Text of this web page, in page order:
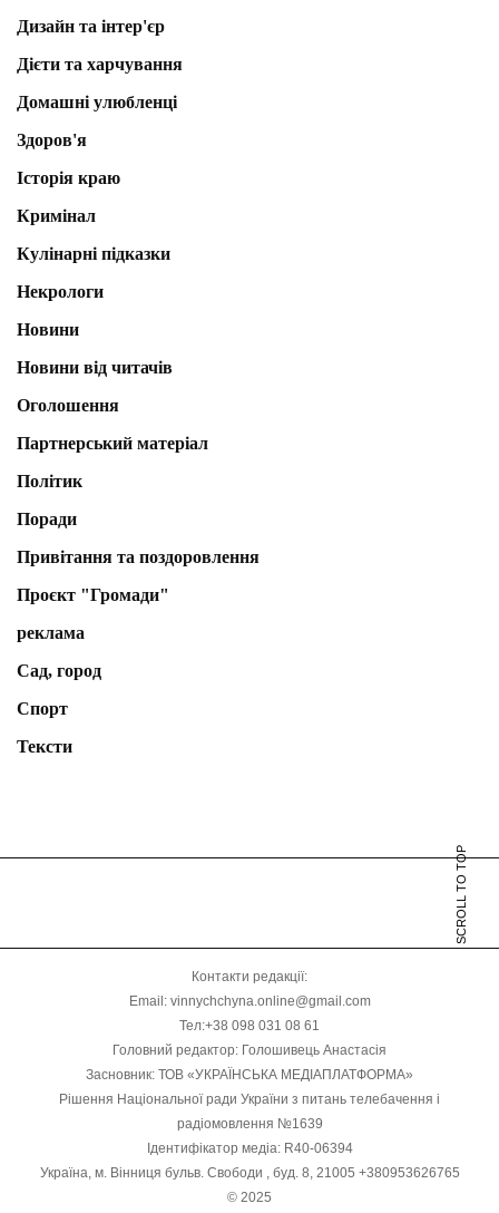
Дизайн та інтер'єр
Дієти та харчування
Домашні улюбленці
Здоров'я
Історія краю
Кримінал
Кулінарні підказки
Некрологи
Новини
Новини від читачів
Оголошення
Партнерський матеріал
Політик
Поради
Привітання та поздоровлення
Проєкт "Громади"
реклама
Сад, город
Спорт
Тексти
SCROLL TO TOP
Контакти редакції:
Email: vinnychchyna.online@gmail.com
Тел:+38 098 031 08 61
Головний редактор: Голошивець Анастасія
Засновник: ТОВ «УКРАЇНСЬКА МЕДІАПЛАТФОРМА»
Рішення Національної ради України з питань телебачення і
радіомовлення №1639
Ідентифікатор медіа: R40-06394
Україна, м. Вінниця бульв. Свободи , буд. 8, 21005 +380953626765
© 2025